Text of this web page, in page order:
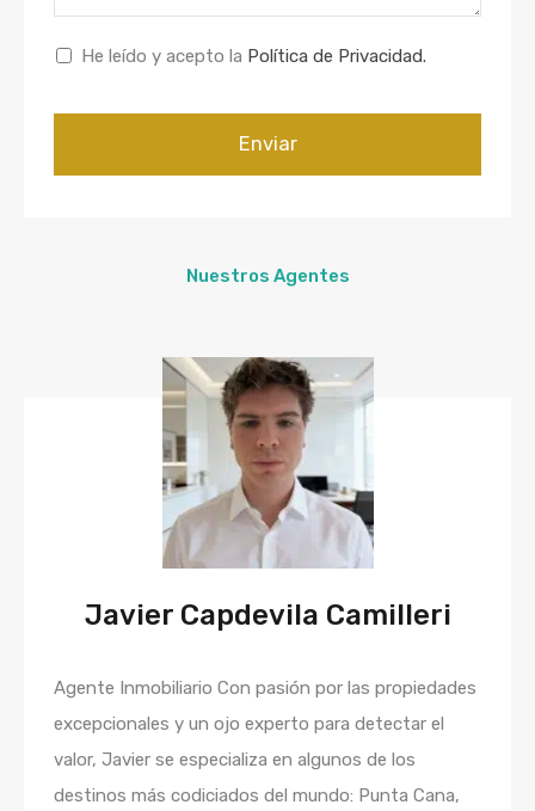
Business
He leído y acepto la Política de Privacidad.
Enviar
Nuestros Agentes
Javier Capdevila Camilleri
Agente Inmobiliario Con pasión por las propiedades
excepcionales y un ojo experto para detectar el
valor, Javier se especializa en algunos de los
destinos más codiciados del mundo: Punta Cana,